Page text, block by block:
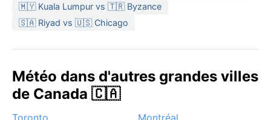
🇲🇾 Kuala Lumpur vs 🇹🇷 Byzance
🇸🇦 Riyad vs 🇺🇸 Chicago
Météo dans d'autres grandes villes
de Canada 🇨🇦
Toronto
Montréal